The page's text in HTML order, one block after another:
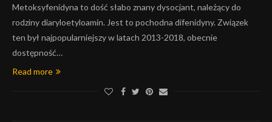
Metoksyfenidyna to dość słabo znany dysocjant, należący do
rodziny diaryloetyloamin. Jest to pochodna difenidyny. Związek
ten był najpopularniejszy w latach 2013-2018, obecnie
dostępność…
Read more